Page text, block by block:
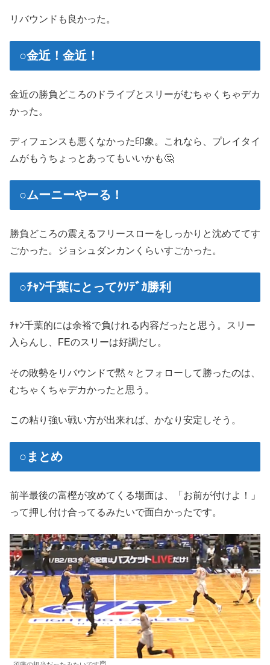
リバウンドも良かった。
○金近！金近！
金近の勝負どころのドライブとスリーがむちゃくちゃデカ
かった。
ディフェンスも悪くなかった印象。これなら、プレイタイ
ムがもうちょっとあってもいいかも🤔
○ムーニーやーる！
勝負どころの震えるフリースローをしっかりと沈めててす
ごかった。ジョシュダンカンくらいすごかった。
○ﾁｬﾝ千葉にとってｸｿﾃﾞｶ勝利
ﾁｬﾝ千葉的には余裕で負けれる内容だったと思う。スリー
入らんし、FEのスリーは好調だし。
その敗勢をリバウンドで黙々とフォローして勝ったのは、
むちゃくちゃデカかったと思う。
この粘り強い戦い方が出来れば、かなり安定しそう。
○まとめ
前半最後の富樫が攻めてくる場面は、「お前が付けよ！」
って押し付け合ってるみたいで面白かったです。